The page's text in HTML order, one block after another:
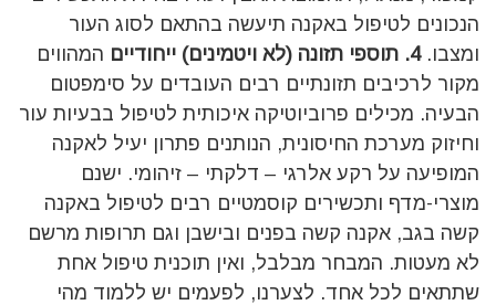
הנכונים לטיפול באקנה תיעשה בהתאם לסוג העור
ומצבו.4. תוספי תזונה (לא ויטמינים) ייחודיים המהווים
מקור לרכיבים תזונתיים רבים העובדים על סימפטום
הבעיה. מכילים פרוביוטיקה איכותית לטיפול בבעיות עור
וחיזוק מערכת החיסונית, הנותנים פתרון יעיל לאקנה
המופיעה על רקע אלרגי – דלקתי – זיהומי. ישנם
מוצרי-מדף ותכשירים קוסמטיים רבים לטיפול באקנה
קשה בגב, אקנה קשה בפנים ובישבן וגם תרופות מרשם
לא מעטות. המבחר מבלבל, ואין תוכנית טיפול אחת
שתתאים לכל אחד. לצערנו, לפעמים יש ללמוד מהי